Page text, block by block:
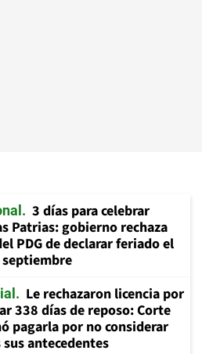
3 días para celebrar
Patrias: gobierno rechaza
PDG de declarar feriado el
septiembre
Le rechazaron licencia por
338 días de reposo: Corte
pagarla por no considerar
antecedentes